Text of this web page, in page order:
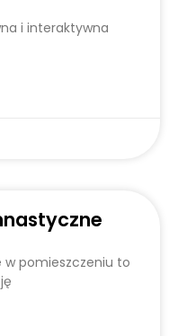
i interaktywna
pomieszczeniu to